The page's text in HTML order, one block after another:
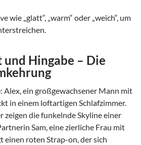
wie „glatt“, „warm“ oder „weich“, um
und Hingabe – Die
Alex, ein großgewachsener Mann mit
in einem loftartigen Schlafzimmer.
zeigen die funkelnde Skyline einer
Sam, eine zierliche Frau mit
einen roten Strap-on, der sich